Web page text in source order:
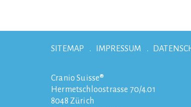
SITEMAP IMPRESSUM
Cranio Suisse®
Hermetschloostrasse 70/4.01
8048 Zürich